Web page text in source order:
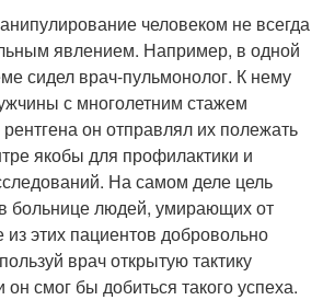
человеком не всегда
явлением. Например, в одной
сидел врач-пульмонолог. К нему
с многолетним стажем
он отправлял их полежать
якобы для профилактики и
На самом деле цель
больнице людей, умирающих от
из этих пациентов добровольно
врач открытую тактику
смог бы добиться такого успеха.